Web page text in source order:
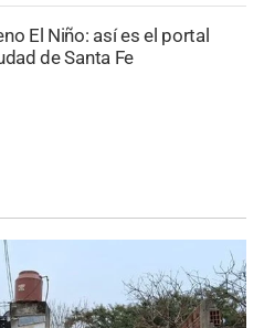
El Niño: así es el portal
de Santa Fe